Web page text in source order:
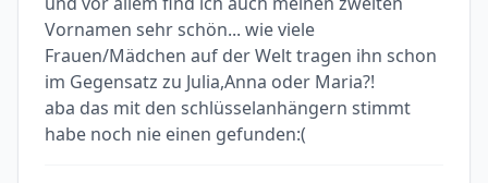
Vornamen sehr schön... wie viele
Frauen/Mädchen auf der Welt tragen ihn schon
im Gegensatz zu Julia,Anna oder Maria?!
aba das mit den schlüsselanhängern stimmt
habe noch nie einen gefunden:(